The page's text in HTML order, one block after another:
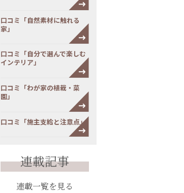
口コミ「自然素材に触れる
家」
口コミ「自分で選んで楽しむ
インテリア」
口コミ「わが家の植栽・菜
園」
口コミ「施主支給と注意点」
連載記事
連載一覧を見る